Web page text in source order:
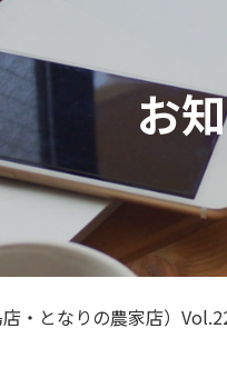
耕畜連携・資源循
品質管理室
生産者の皆さまへ
広島県産応援登録制
ＪＡお米のアンバ
ひろしま野菜の産
アグリサミット
お
・となりの農家店）